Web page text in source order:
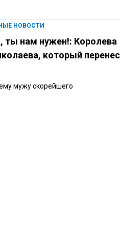
НОВОСТИ
ты нам нужен!: Королева
который перенес
мужу скорейшего